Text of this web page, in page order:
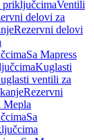
priključcimaVentili
delovi za
Rezervni delovi
Sa Mapress
Kuglasti
ventili za
Rezervni
Mepla
Sa